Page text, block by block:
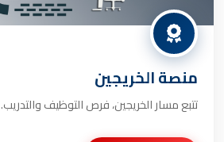
منصة الخريجين
تتبع مسار الخريجين، فرص التوظيف والتدريب.